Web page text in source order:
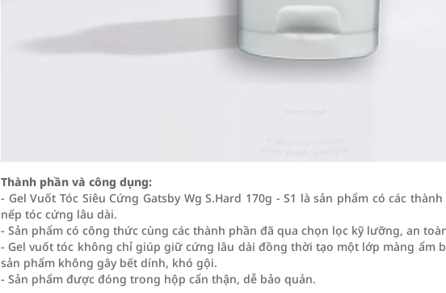
Thành phần và công dụng:
- Gel Vuốt Tóc Siêu Cứng Gatsby Wg S.Hard 170g - S1 là sản phẩm có các
nếp tóc cứng lâu dài.
- Sản phẩm có công thức cùng các thành phần đã qua chọn lọc kỹ lưỡng, an
- Gel vuốt tóc không chỉ giúp giữ cứng lâu dài đồng thời tạo một lớp màng ẩm
sản phẩm không gây bết dính, khó gội.
- Sản phẩm được đóng trong hộp cẩn thận, dễ bảo quản.